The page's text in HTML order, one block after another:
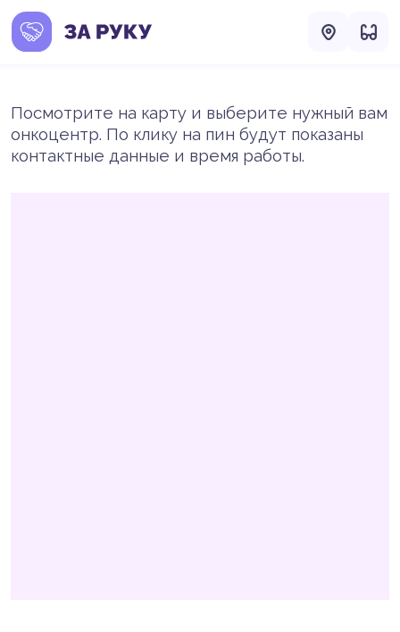
Посмотрите на карту и выберите нужный вам
онкоцентр. По клику на пин будут показаны
контактные данные и время работы.